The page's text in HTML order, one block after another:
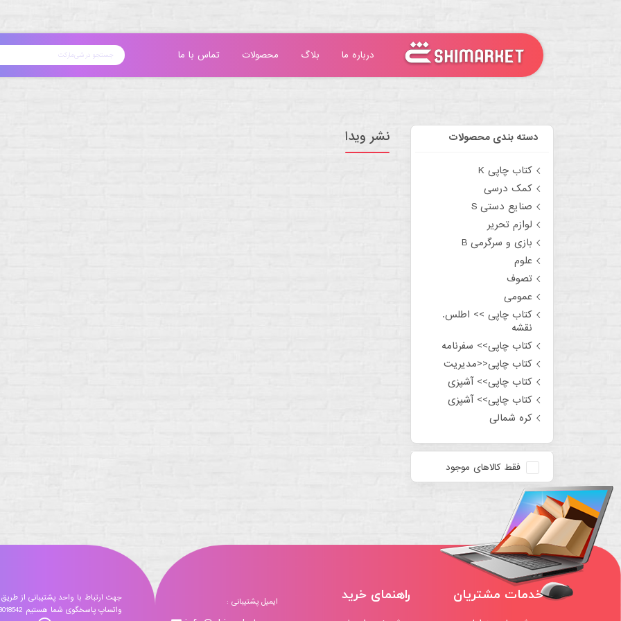
درباره ما بلاگ محصولات تماس با ما
دسته بندی محصولات
کتاب چاپی K
کمک درسی
صنایع دستی S
لوازم تحریر
بازی و سرگرمی B
علوم
تصوف
عمومی
کتاب چاپی >> اطلس.
نقشه
کتاب چاپی>> سفرنامه
کتاب چاپی<<مدیریت
کتاب چاپی>> آشپزی
کتاب چاپی>> آشپزی
کره شمالی
فقط کالاهای موجود
نشر ویدا
خدمات مشتریان راهنمای خرید ایمیل پشتیبانی :
جهت ارتباط با واحد پشتیبانی از طریق
واتساپ پاسخگوی شما هستیم 09173018542